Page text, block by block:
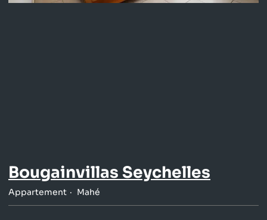
Bougainvillas Seychelles
Appartement Mahé